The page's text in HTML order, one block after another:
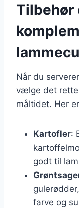
Tilbehør
Når du
vælge det
måltidet. Her
Kartofler:
godt til
farve og